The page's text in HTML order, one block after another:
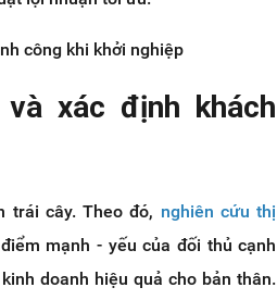
công khi khởi nghiệp
xác định khách
trái cây. Theo đó, nghiên cứu thị
mạnh - yếu của đối thủ cạnh
doanh hiệu quả cho bản thân.